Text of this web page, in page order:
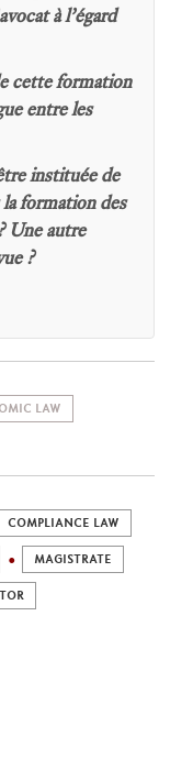
à l’égard
cette formation
entre les
instituée de
formation des
Une autre
?
LAW
COMPLIANCE LAW
MAGISTRATE